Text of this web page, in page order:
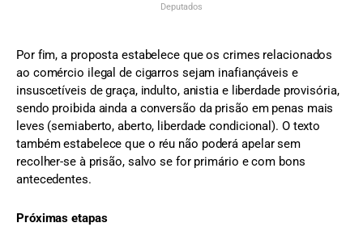
Deputados
Por fim, a proposta estabelece que os crimes relacionados
ao comércio ilegal de cigarros sejam inafiançáveis e
insuscetíveis de graça, indulto, anistia e liberdade provisória,
sendo proibida ainda a conversão da prisão em penas mais
leves (semiaberto, aberto, liberdade condicional). O texto
também estabelece que o réu não poderá apelar sem
recolher-se à prisão, salvo se for primário e com bons
antecedentes.
Próximas etapas